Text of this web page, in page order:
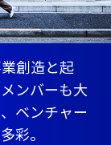
創造と起
ンバーも大
ベンチャー
彩。